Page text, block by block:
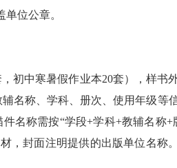
位公章。
初中寒暑假作业本20套），样书
名称、学科、册次、使用年级等
名称需按“学段+学科+教辅名称+
，封面注明提供的出版单位名称